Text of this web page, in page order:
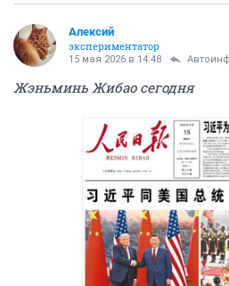
Алексий
экспериментатор
15 мая 2026 в 14:48
Жэньминь Жибао сегодня